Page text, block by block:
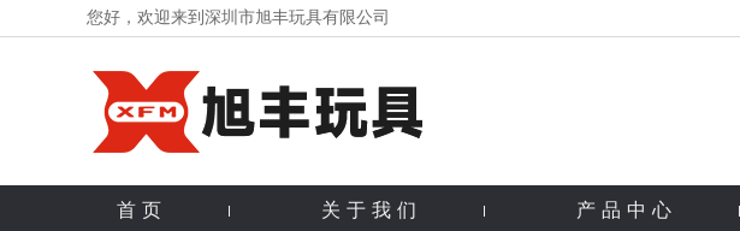
您好，欢迎来到深圳市旭丰玩具有限公司
首页 关于我们 产品中心